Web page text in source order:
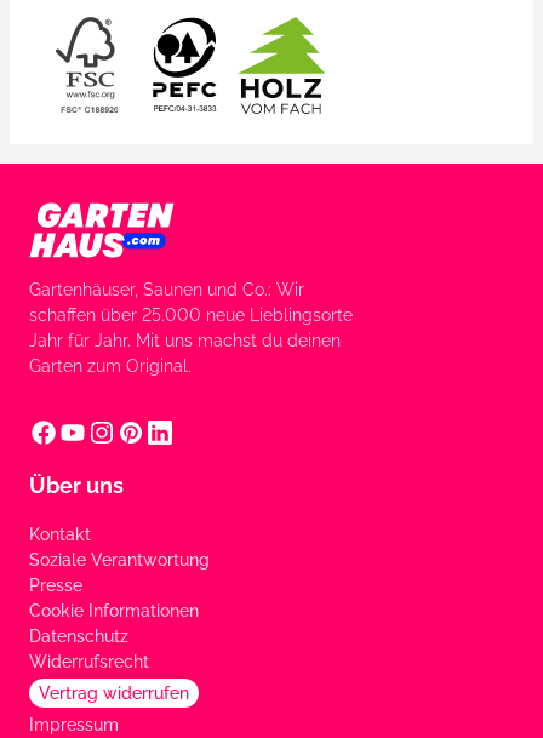
Gartenhäuser, Saunen und Co.: Wir
schaffen über 25.000 neue Lieblingsorte
Jahr für Jahr. Mit uns machst du deinen
Garten zum Original.
Über uns
Kontakt
Soziale Verantwortung
Presse
Cookie Informationen
Datenschutz
Widerrufsrecht
Vertrag widerrufen
Impressum